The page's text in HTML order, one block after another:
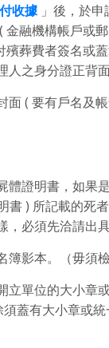
收據」後，於申
融機構帳戶或
葬費者簽名或
之身分證正背
( 要有戶名及
體證明書，如果
書 ) 所記載的死
必須先洽請出
簿影本。（毋須
立單位的大小章
蓋有大小章或